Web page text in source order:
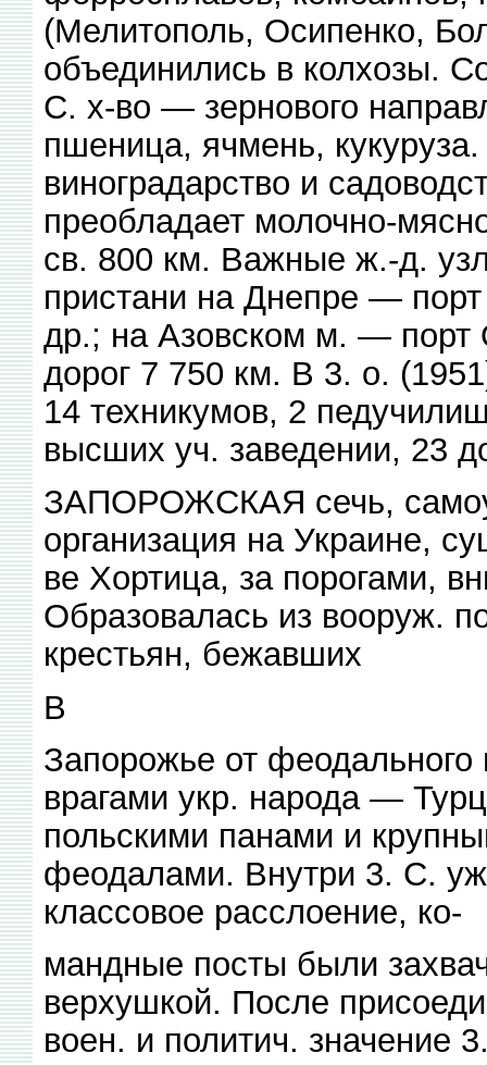
(Мелитополь, Осипенко,
объединились в колхозы.
С. х-во — зернового
пшеница, ячмень,
виноградарство и
преобладает молочно-
св. 800 км. Важные ж.-д.
пристани на Днепре —
др.; на Азовском м. — порт
дорог 7 750 км. В 3. о.
14 техникумов, 2
высших уч. заведении, 23
ЗАПОРОЖСКАЯ сечь,
организация на Украине,
ве Хортица, за порогами,
Образовалась из вооруж.
крестьян, бежавших
В
Запорожье от феодального
врагами укр. народа —
польскими панами и
феодалами. Внутри 3. С.
классовое расслоение, ко-
мандные посты были
верхушкой. После
воен. и политич. значение